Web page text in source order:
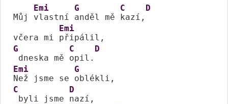
Můj
Emi
vlastní
G
anděl mě
C
kazí,
D
včera mi
Emi
G
dneska mě
C
opil.
D
Emi
Než jsme se
G
C
byli jsme
D